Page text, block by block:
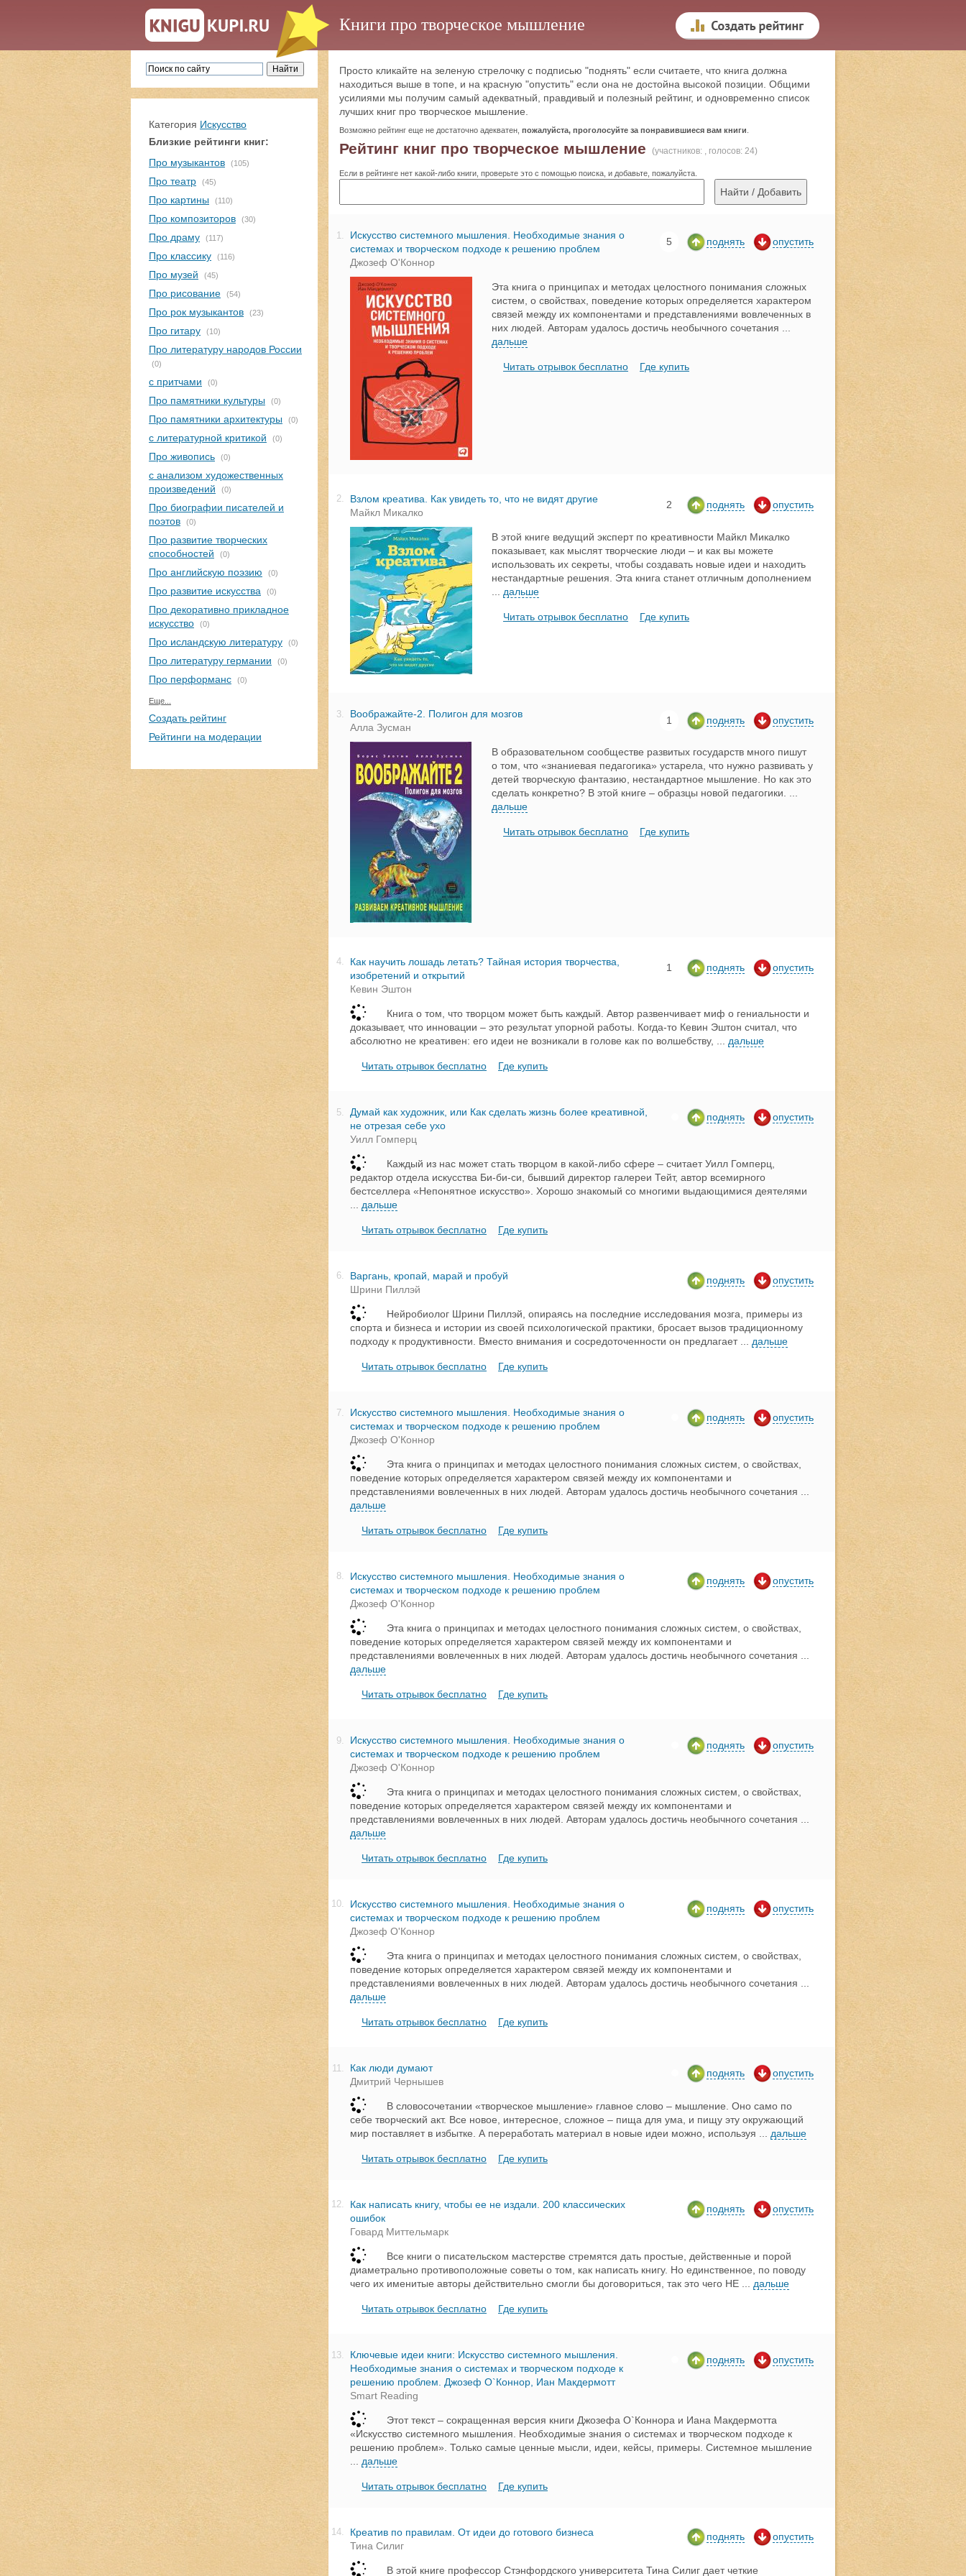
Книги про творческое мышление
Категория Искусство
Близкие рейтинги книг:
Про музыкантов
(105)
Про театр (45)
Про картины (110)
Про композиторов (30)
Про драму (117)
Про классику (116)
Про музей (45)
Про рисование (54)
Про рок музыкантов (23)
Про гитару (10)
Про литературу народов России
(0)
с притчами (0)
Про памятники культуры (0)
Про памятники архитектуры (0)
с литературной критикой (0)
Про живопись (0)
с анализом художественных
произведений
(0)
Про биографии писателей и
поэтов
(0)
Про развитие творческих
способностей
(0)
Про английскую поэзию (0)
Про развитие искусства (0)
Про декоративно прикладное
искусство
(0)
Про исландскую литературу (0)
Про литературу германии (0)
Про перформанс (0)
Еще...
Создать рейтинг
Рейтинги на модерации
Просто кликайте на зеленую стрелочку с подписью "поднять" если считаете, что книга должна
находиться выше в топе, и на красную "опустить" если она не достойна высокой позиции. Общими
усилиями мы получим самый адекватный, правдивый и полезный рейтинг, и одновременно список
лучших книг про творческое мышление.
Возможно рейтинг еще не достаточно адекватен, пожалуйста, проголосуйте за понравившиеся вам книги
Рейтинг книг про творческое мышление (участников: , голосов: 24)
Если в рейтинге нет какой-либо книги, проверьте это с помощью поиска, и добавьте, пожалуйста.
1.
Искусство системного мышления. Необходимые знания о
системах и творческом подходе к решению проблем
Джозеф О'Коннор
5 поднять опустить
Эта книга о принципах и методах целостного понимания сложных
систем, о свойствах, поведение которых определяется характером
связей между их компонентами и представлениями вовлеченных в
них людей. Авторам удалось достичь необычного сочетания
дальше
Читать отрывок бесплатно Где купить
2.
Взлом креатива. Как увидеть то, что не видят другие
Майкл Микалко
2 поднять опустить
В этой книге ведущий эксперт по креативности Майкл Микалко
показывает, как мыслят творческие люди – и как вы можете
использовать их секреты, чтобы создавать новые идеи и находить
нестандартные решения. Эта книга станет отличным дополнением
дальше
Читать отрывок бесплатно Где купить
3.
Воображайте-2. Полигон для мозгов
Алла Зусман
1 поднять опустить
В образовательном сообществе развитых государств много пишут
о том, что «знаниевая педагогика» устарела, что нужно развивать у
детей творческую фантазию, нестандартное мышление. Но как это
сделать конкретно? В этой книге – образцы новой педагогики.
дальше
Читать отрывок бесплатно Где купить
4.
Как научить лошадь летать? Тайная история творчества,
изобретений и открытий
Кевин Эштон
1 поднять опустить
Книга о том, что творцом может быть каждый. Автор развенчивает миф о гениальности и
доказывает, что инновации – это результат упорной работы. Когда-то Кевин Эштон считал, что
абсолютно не креативен: его идеи не возникали в голове как по волшебству,
дальше
Читать отрывок бесплатно Где купить
5.
Думай как художник, или Как сделать жизнь более креативной,
не отрезая себе ухо
Уилл Гомперц
поднять опустить
Каждый из нас может стать творцом в какой-либо сфере – считает Уилл Гомперц,
редактор отдела искусства Би-би-си, бывший директор галереи Тейт, автор всемирного
бестселлера «Непонятное искусство». Хорошо знакомый со многими выдающимися деятелями
дальше
Читать отрывок бесплатно Где купить
6.
Варгань, кропай, марай и пробуй
Шрини Пиллэй
поднять опустить
Нейробиолог Шрини Пиллэй, опираясь на последние исследования мозга, примеры из
спорта и бизнеса и истории из своей психологической практики, бросает вызов традиционному
подходу к продуктивности. Вместо внимания и сосредоточенности он предлагает
дальше
Читать отрывок бесплатно Где купить
7.
Искусство системного мышления. Необходимые знания о
системах и творческом подходе к решению проблем
Джозеф О'Коннор
поднять опустить
Эта книга о принципах и методах целостного понимания сложных систем, о свойствах,
поведение которых определяется характером связей между их компонентами и
представлениями вовлеченных в них людей. Авторам удалось достичь необычного сочетания
дальше
Читать отрывок бесплатно Где купить
8.
Искусство системного мышления. Необходимые знания о
системах и творческом подходе к решению проблем
Джозеф О'Коннор
поднять опустить
Эта книга о принципах и методах целостного понимания сложных систем, о свойствах,
поведение которых определяется характером связей между их компонентами и
представлениями вовлеченных в них людей. Авторам удалось достичь необычного сочетания
дальше
Читать отрывок бесплатно Где купить
9.
Искусство системного мышления. Необходимые знания о
системах и творческом подходе к решению проблем
Джозеф О'Коннор
поднять опустить
Эта книга о принципах и методах целостного понимания сложных систем, о свойствах,
поведение которых определяется характером связей между их компонентами и
представлениями вовлеченных в них людей. Авторам удалось достичь необычного сочетания
дальше
Читать отрывок бесплатно Где купить
10.
Искусство системного мышления. Необходимые знания о
системах и творческом подходе к решению проблем
Джозеф О'Коннор
поднять опустить
Эта книга о принципах и методах целостного понимания сложных систем, о свойствах,
поведение которых определяется характером связей между их компонентами и
представлениями вовлеченных в них людей. Авторам удалось достичь необычного сочетания
дальше
Читать отрывок бесплатно Где купить
11.
Как люди думают
Дмитрий Чернышев
поднять опустить
В словосочетании «творческое мышление» главное слово – мышление. Оно само по
себе творческий акт. Все новое, интересное, сложное – пища для ума, и пищу эту окружающий
мир поставляет в избытке. А переработать материал в новые идеи можно, используя
дальше
Читать отрывок бесплатно Где купить
12.
Как написать книгу, чтобы ее не издали. 200 классических
ошибок
Говард Миттельмарк
поднять опустить
Все книги о писательском мастерстве стремятся дать простые, действенные и порой
диаметрально противоположные советы о том, как написать книгу. Но единственное, по поводу
чего их именитые авторы действительно смогли бы договориться, так это чего НЕ
дальше
Читать отрывок бесплатно Где купить
13.
Ключевые идеи книги: Искусство системного мышления.
Необходимые знания о системах и творческом подходе к
решению проблем. Джозеф О`Коннор, Иан Макдермотт
Smart Reading
поднять опустить
Этот текст – сокращенная версия книги Джозефа О`Коннора и Иана Макдермотта
«Искусство системного мышления. Необходимые знания о системах и творческом подходе к
решению проблем». Только самые ценные мысли, идеи, кейсы, примеры. Системное мышление
дальше
Читать отрывок бесплатно Где купить
14.
Креатив по правилам. От идеи до готового бизнеса
Тина Силиг
поднять опустить
В этой книге профессор Стэнфордского университета Тина Силиг дает четкие